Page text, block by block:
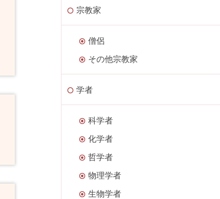
宗教家
僧侶
その他宗教家
学者
科学者
化学者
哲学者
物理学者
生物学者